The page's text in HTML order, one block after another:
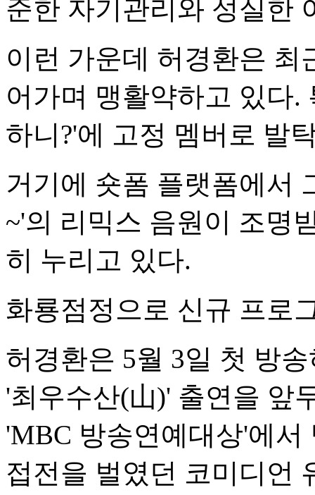
준한 자기관리와 성실한
이런 가운데 허경환은 최
어가며 맹활약하고 있다.
하니?'에 고정 멤버로 발
거기에 숏폼 플랫폼에서
~'의 리믹스 음원이 조명
히 누리고 있다.
화룡점정으로 신규 프로
허경환은 5월 3일 첫 방
'최우수산(山)' 출연을 앞
'MBC 방송연예대상'에
접전을 벌였던 코미디언